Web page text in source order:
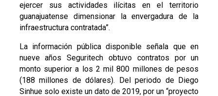
ejercer sus actividades ilícitas en el territorio
guanajuatense dimensionar la envergadura de la
infraestructura contratada”.
La información pública disponible señala que en
nueve años Seguritech obtuvo contratos por un
monto superior a los 2 mil 800 millones de pesos
(188 millones de dólares). Del periodo de Diego
Sinhue solo existe un dato de 2019, por un “proyecto